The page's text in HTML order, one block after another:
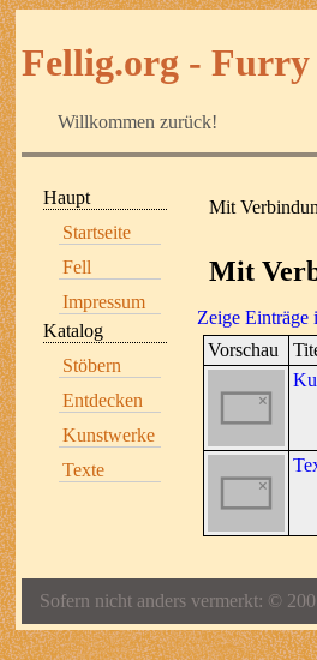
Fellig.org - Furry
Willkommen zurück!
Haupt
Startseite
Fell
Impressum
Katalog
Stöbern
Entdecken
Kunstwerke
Texte
Mit
Mit
Zeige Einträge
Vorschau
Sofern nicht anders vermerkt: ©